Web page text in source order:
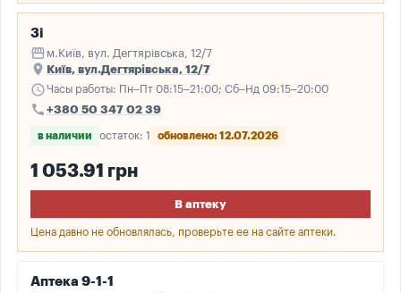
3і
storefront м.Київ, вул. Дегтярівська, 12/7
place Київ, вул.Дегтярівська, 12/7
scheduleЧасы работы: Пн–Пт 08:15–21:00; Сб–Нд 09:15–20:00
call +380 50 347 02 39
в наличии остаток: 1 обновлено: 12.07.2026
1 053.91 грн
В аптеку
Цена давно не обновлялась, проверьте ее на сайте аптеки.
Аптека 9-1-1